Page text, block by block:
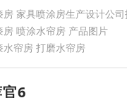
房 家具喷涂房生产设计公司
房 喷涂水帘房 产品图片
帘房 打磨水帘房
6